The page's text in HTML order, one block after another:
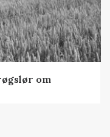
om